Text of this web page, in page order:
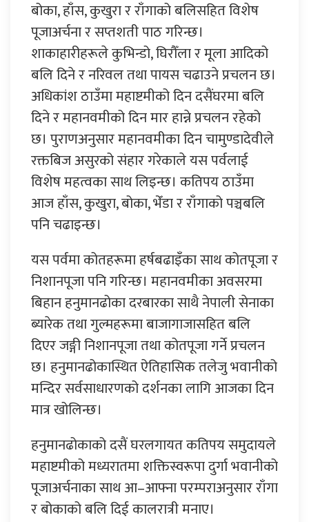
बोका, हाँस, कुखुरा र राँगाको बलिसहित विशेष
पूजाअर्चना र सप्तशती पाठ गरिन्छ।
शाकाहारीहरूले कुभिन्डो, घिरौँला र मूला आदिको
बलि दिने र नरिवल तथा पायस चढाउने प्रचलन छ।
अधिकांश ठाउँमा महाष्टमीको दिन दसैंघरमा बलि
दिने र महानवमीको दिन मार हान्ने प्रचलन रहेको
छ। पुराणअनुसार महानवमीका दिन चामुण्डादेवीले
रक्तबिज असुरको संहार गरेकाले यस पर्वलाई
विशेष महत्वका साथ लिइन्छ। कतिपय ठाउँमा
आज हाँस, कुखुरा, बोका, भेँडा र राँगाको पञ्चबलि
पनि चढाइन्छ।
यस पर्वमा कोतहरूमा हर्षबढाइँका साथ कोतपूजा र
निशानपूजा पनि गरिन्छ। महानवमीका अवसरमा
बिहान हनुमानढोका दरबारका साथै नेपाली सेनाका
ब्यारेक तथा गुल्महरूमा बाजागाजासहित बलि
दिएर जङ्गी निशानपूजा तथा कोतपूजा गर्ने प्रचलन
छ। हनुमानढोकास्थित ऐतिहासिक तलेजु भवानीको
मन्दिर सर्वसाधारणको दर्शनका लागि आजका दिन
मात्र खोलिन्छ।
हनुमानढोकाको दसैं घरलगायत कतिपय समुदायले
महाष्टमीको मध्यरातमा शक्तिस्वरूपा दुर्गा भवानीको
पूजाअर्चनाका साथ आ–आफ्ना परम्पराअनुसार राँगा
र बोकाको बलि दिई कालरात्री मनाए।